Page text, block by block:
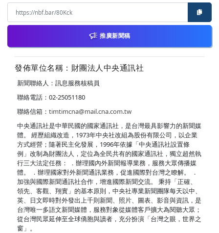
推廣新聞稿
發佈單位名稱：財團法人中央通訊社
新聞聯絡人：訊息服務核稿員
聯絡電話：02-25051180
聯絡信箱： timtimcna@mail.cna.com.tw
中央通訊社是中華民國的國家通訊社，是台灣最具影響力的新聞媒
體。 經歷組織改造，1973年中央社改組為股份有限公司，以企業
方式經營；隨著民主化發展，1996年依據「中央通訊社設置條
例」改制為財團法人，定位為全民共有的國家通訊社，獨立超然執
行三大法定任務： ．辦理國內外新聞報導業務，服務大眾傳播媒
體。 ．辦理國家對外新聞通訊業務，促進國際對台灣之瞭解。 ．
加強與國際新聞通訊社合作，增進國際新聞交流。 秉持「正確、
領先、客觀、翔實」的基本原則，中央社專業新聞團隊每天以中、
英、日文即時對外發出上千則新聞、照片、圖表、影音與資訊，是
台灣唯一多語文新聞媒體，服務對象從媒體客戶擴大為閱聽大眾；
從台灣民眾延伸至全球僑胞與讀者，充分扮演「台灣之眼，世界之
窗」。